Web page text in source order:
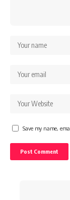
Save my name,